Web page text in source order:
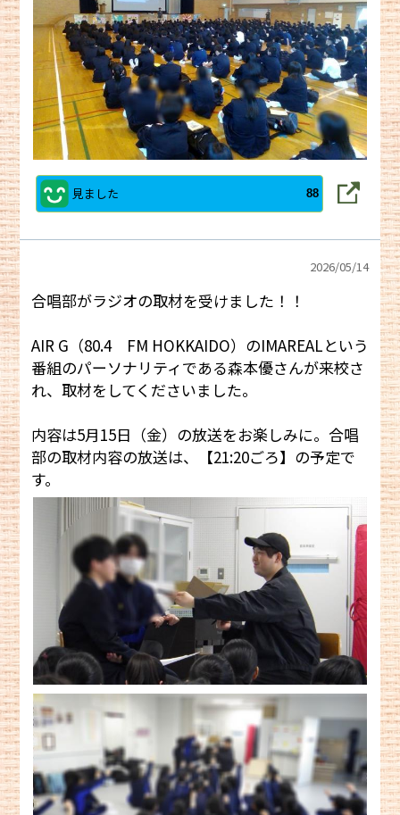
見ました 88
2026/05/14
合唱部がラジオの取材を受けました！！
AIR G（80.4 FM HOKKAIDO）のIMAREALという
番組のパーソナリティである森本優さんが来校さ
れ、取材をしてくださいました。
内容は5月15日（金）の放送をお楽しみに。合唱
部の取材内容の放送は、【21:20ごろ】の予定で
す。